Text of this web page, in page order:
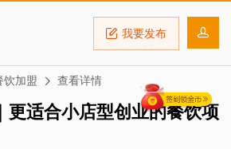
我要发布
饮加盟 查看详情
更适合小店型创业的餐饮项